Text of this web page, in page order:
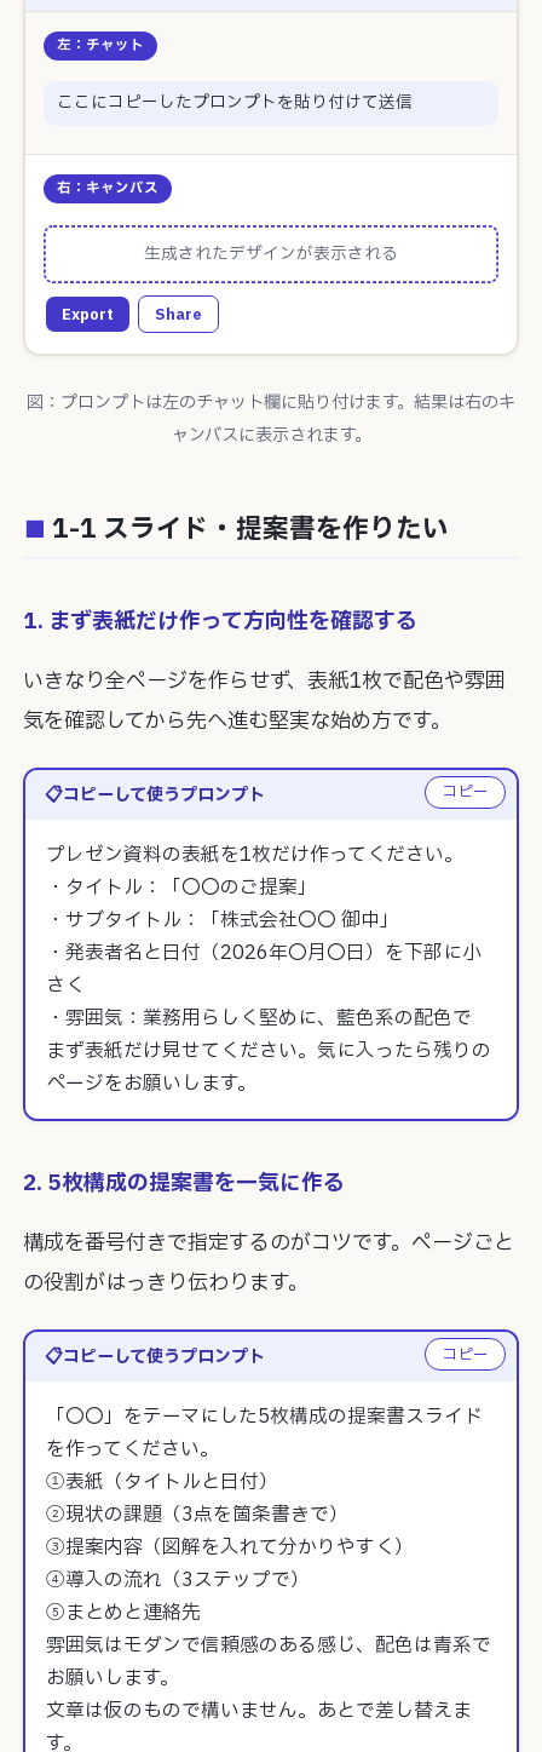
左：チャット
ここにコピーしたプロンプトを貼り付けて送信
右：キャンバス
生成されたデザインが表示される
Export Share
図：プロンプトは左のチャット欄に貼り付けます。結果は右のキ
ャンバスに表示されます。
1-1 スライド・提案書を作りたい
1. まず表紙だけ作って方向性を確認する
いきなり全ページを作らせず、表紙1枚で配色や雰囲
気を確認してから先へ進む堅実な始め方です。
コピーして使うプロンプト
プレゼン資料の表紙を1枚だけ作ってください。
・タイトル：「〇〇のご提案」
・サブタイトル：「株式会社〇〇 御中」
・発表者名と日付（2026年〇月〇日）を下部に小
さく
・雰囲気：業務用らしく堅めに、藍色系の配色で
まず表紙だけ見せてください。気に入ったら残りの
ページをお願いします。
コピー
2. 5枚構成の提案書を一気に作る
構成を番号付きで指定するのがコツです。ページごと
の役割がはっきり伝わります。
コピーして使うプロンプト
「〇〇」をテーマにした5枚構成の提案書スライド
を作ってください。
①表紙（タイトルと日付）
②現状の課題（3点を箇条書きで）
③提案内容（図解を入れて分かりやすく）
④導入の流れ（3ステップで）
⑤まとめと連絡先
雰囲気はモダンで信頼感のある感じ、配色は青系で
お願いします。
文章は仮のもので構いません。あとで差し替えま
す。
コピー